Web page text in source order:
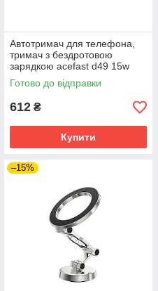
Автотримач для телефона,
тримач з бездротовою
зарядкою acefast d49 15w
вакуумний чорний
Готово до відправки
612 ₴
Купити
–15%